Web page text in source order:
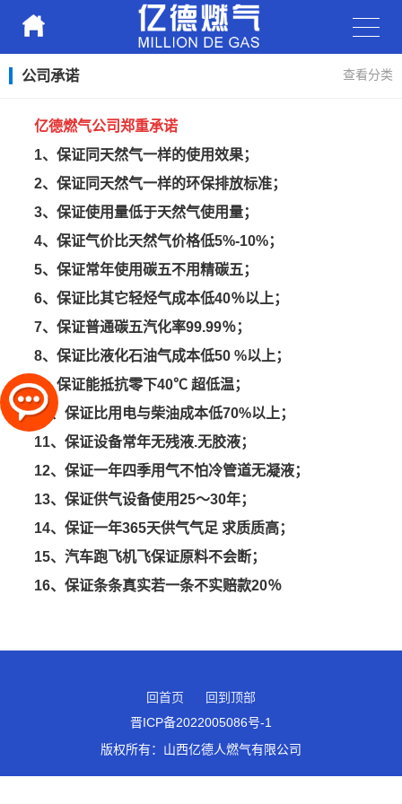
公司承诺 查看分类
亿德燃气公司郑重承诺
1、保证同天然气一样的使用效果；
2、保证同天然气一样的环保排放标准；
3、保证使用量低于天然气使用量；
4、保证气价比天然气价格低5%-10%；
5、保证常年使用碳五不用精碳五；
6、保证比其它轻烃气成本低40％以上；
7、保证普通碳五汽化率99.99％；
8、保证比液化石油气成本低50 %以上；
9、保证能抵抗零下40℃ 超低温；
10、保证比用电与柴油成本低70%以上；
11、保证设备常年无残液.无胶液；
12、保证一年四季用气不怕冷管道无凝液；
13、保证供气设备使用25～30年；
14、保证一年365天供气气足 求质质高；
15、汽车跑飞机飞保证原料不会断；
16、保证条条真实若一条不实赔款20％
回首页
回到顶部
晋ICP备2022005086号-1
版权所有： 山西亿德人燃气有限公司